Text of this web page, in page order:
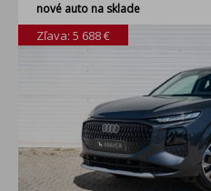
nové auto na sklade
Zľava: 5 688 €